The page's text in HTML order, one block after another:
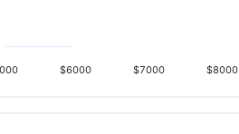
$6000 $7000 $8000